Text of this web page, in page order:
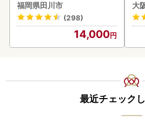
福岡県田川市
(298)
14,000
大
最近チェック